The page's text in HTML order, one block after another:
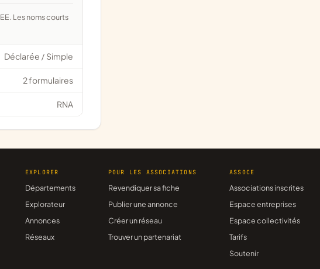
Déclarée / Simple
2 formulaires
RNA
EXPLORER
Départements
Explorateur
Annonces
Réseaux
POUR LES ASSOCIATIONS
Revendiquer sa fiche
Publier une annonce
Créer un réseau
Trouver un partenariat
ASSOCE
Associations inscrites
Espace entreprises
Espace collectivités
Tarifs
Soutenir